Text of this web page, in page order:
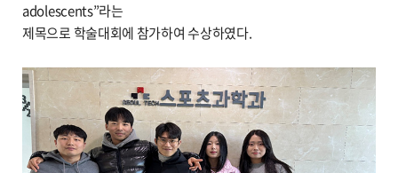
adolescents”라는
제목으로 학술대회에 참가하여 수상하였다.